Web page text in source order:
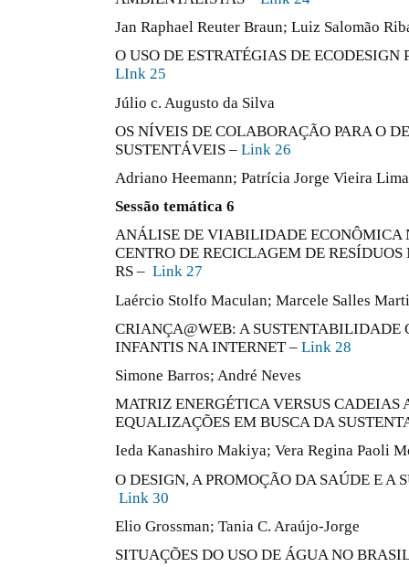
Jan Raphael Reuter Braun; Luiz Salomão
O USO DE ESTRATÉGIAS DE ECODESIGN
LInk 25
Júlio c. Augusto da Silva
OS NÍVEIS DE COLABORAÇÃO PARA O
SUSTENTÁVEIS – Link 26
Adriano Heemann; Patrícia Jorge Vieira Lima
Sessão temática 6
ANÁLISE DE VIABILIDADE ECONÔMICA
CENTRO DE RECICLAGEM DE
RS – Link 27
Laércio Stolfo Maculan; Marcele Salles
CRIANÇA@WEB: A SUSTENTABILIDADE
INFANTIS NA INTERNET – Link 28
Simone Barros; André Neves
MATRIZ ENERGÉTICA VERSUS CADEIAS
EQUALIZAÇÕES EM BUSCA DA
Ieda Kanashiro Makiya; Vera Regina Paoli
O DESIGN, A PROMOÇÃO DA SAÚDE E A
Link 30
Elio Grossman; Tania C. Araújo-Jorge
SITUAÇÕES DO USO DE ÁGUA NO